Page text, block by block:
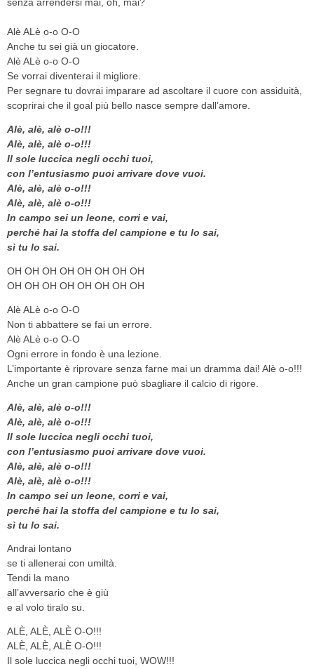
Alè ALè o-o O-O
Anche tu sei già un giocatore.
Alè ALè o-o O-O
Se vorrai diventerai il migliore.
Per segnare tu dovrai imparare ad ascoltare il cuore con assiduità,
scoprirai che il goal più bello nasce sempre dall’amore.
Alè, alè, alè o-o!!!
Alè, alè, alè o-o!!!
Il sole luccica negli occhi tuoi,
con l’entusiasmo puoi arrivare dove vuoi.
Alè, alè, alè o-o!!!
Alè, alè, alè o-o!!!
In campo sei un leone, corri e vai,
perché hai la stoffa del campione e tu lo sai,
sì tu lo sai.
OH OH OH OH OH OH OH OH
OH OH OH OH OH OH OH OH
Alè ALè o-o O-O
Non ti abbattere se fai un errore.
Alè ALè o-o O-O
Ogni errore in fondo è una lezione.
L’importante è riprovare senza farne mai un dramma dai! Alè o-o!!!
Anche un gran campione può sbagliare il calcio di rigore.
Alè, alè, alè o-o!!!
Alè, alè, alè o-o!!!
Il sole luccica negli occhi tuoi,
con l’entusiasmo puoi arrivare dove vuoi.
Alè, alè, alè o-o!!!
Alè, alè, alè o-o!!!
In campo sei un leone, corri e vai,
perché hai la stoffa del campione e tu lo sai,
sì tu lo sai.
Andrai lontano
se ti allenerai con umiltà.
Tendi la mano
all’avversario che è giù
e al volo tiralo su.
ALÈ, ALÈ, ALÈ O-O!!!
ALÈ, ALÈ, ALÈ O-O!!!
Il sole luccica negli occhi tuoi, WOW!!!